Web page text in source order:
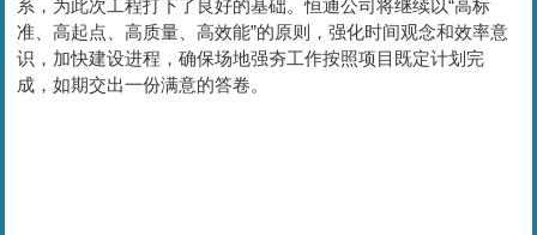
系，为此次工程打下了良好的基础。恒通公司将继续以“高标
准、高起点、高质量、高效能”的原则，强化时间观念和效率意
识，加快建设进程，确保场地强夯工作按照项目既定计划完
成，如期交出一份满意的答卷。